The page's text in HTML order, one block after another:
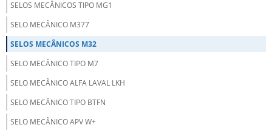
SELOS MECÂNICOS TIPO MG1
SELO MECÂNICO M377
SELOS MECÂNICOS M32
SELO MECÂNICO TIPO M7
SELO MECÂNICO ALFA LAVAL LKH
SELO MECÂNICO TIPO BTFN
SELO MECÂNICO APV W+